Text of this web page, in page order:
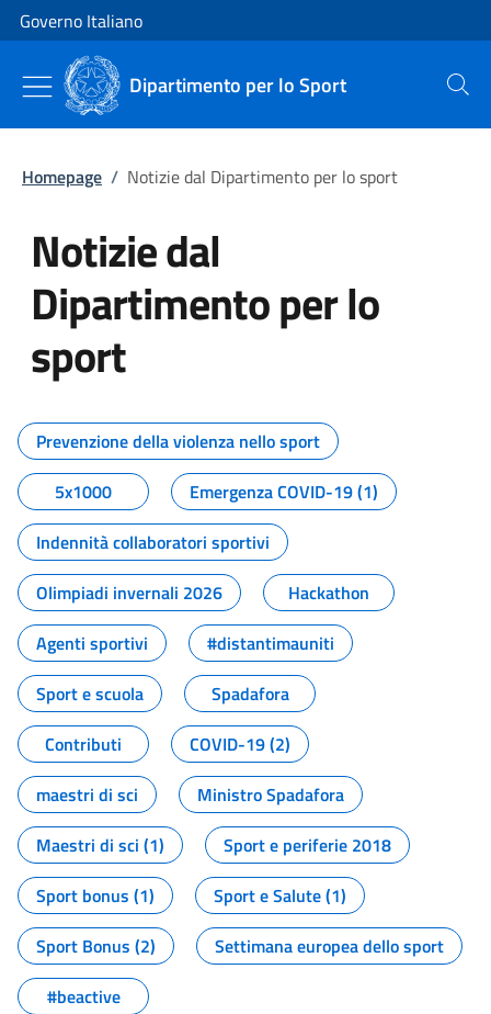
Vai al contenuto
Vai alla navigazione del sito
Governo Italiano
Dipartimento per lo Sport Cerca
Homepage / Notizie dal Dipartimento per lo sport
Notizie dal
Dipartimento per lo
sport
Tutti i contenuti della pagina
Prevenzione della violenza nello sport
5x1000
Emergenza COVID-19 (1)
Indennità collaboratori sportivi
Olimpiadi invernali 2026
Hackathon
Agenti sportivi
#distantimauniti
Sport e scuola
Spadafora
Contributi
COVID-19 (2)
maestri di sci
Ministro Spadafora
Maestri di sci (1)
Sport e periferie 2018
Sport bonus (1)
Sport e Salute (1)
Sport Bonus (2)
Settimana europea dello sport
#beactive